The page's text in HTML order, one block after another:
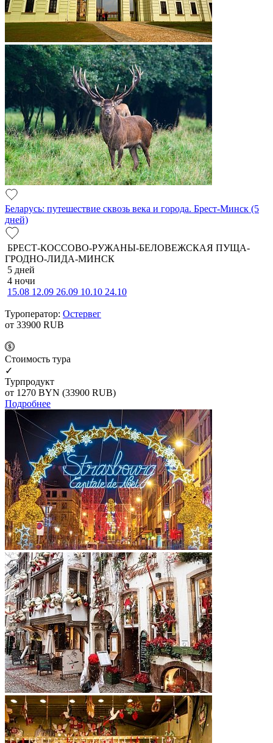
Беларусь: путешествие сквозь века и города. Брест-Минск (5
дней)
БРЕСТ-КОССОВО-РУЖАНЫ-БЕЛОВЕЖСКАЯ ПУЩА-
ГРОДНО-ЛИДА-МИНСК
5 дней
4 ночи
15.08 12.09 26.09 10.10 24.10
Туроператор: Остервег
от 33900 RUB
Cтоимость тура
✓
Турпродукт
от 1270 BYN (33900 RUB)
Подробнее